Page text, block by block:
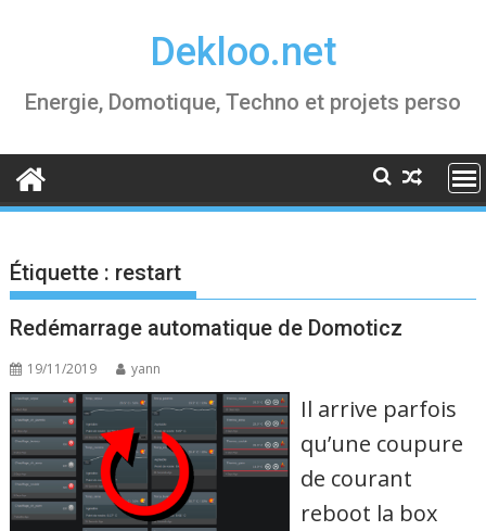
Dekloo.net
Energie, Domotique, Techno et projets perso
Étiquette : restart
Redémarrage automatique de Domoticz
19/11/2019 yann
Il arrive parfois
qu’une coupure
de courant
reboot la box